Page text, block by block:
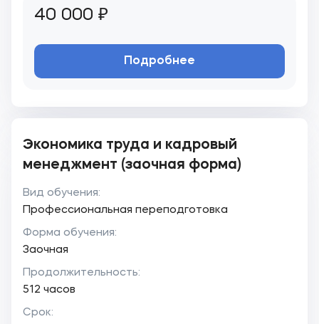
40 000 ₽
Подробнее
Экономика труда и кадровый
менеджмент (заочная форма)
Вид обучения:
Профессиональная переподготовка
Форма обучения:
Заочная
Продолжительность:
512 часов
Срок: